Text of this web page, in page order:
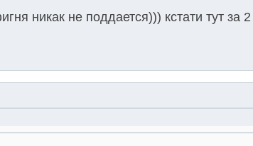
никак не поддается))) кстати тут за